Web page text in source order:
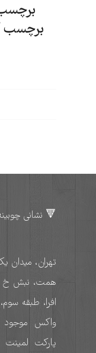
برچسب
🔻 نشانی
تهران، میدان
واکس موجود
پارکت